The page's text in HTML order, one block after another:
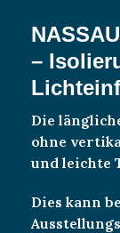
–
Die
ohne
und leichte
Dies kann